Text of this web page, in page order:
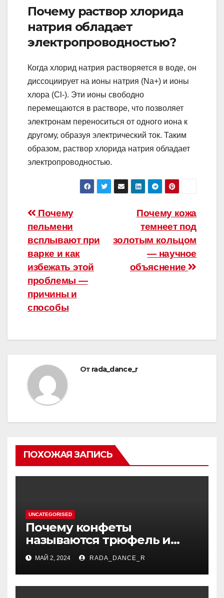
Почему раствор хлорида
натрия обладает
электропроводностью?
Когда хлорид натрия растворяется в воде, он
диссоциирует на ионы натрия (Na+) и ионы
хлора (Cl-). Эти ионы свободно
перемещаются в растворе, что позволяет
электронам переноситься от одного иона к
другому, образуя электрический ток. Таким
образом, раствор хлорида натрия обладает
электропроводностью.
Навигация
по
записям
Почему кожа
темнеет под
золотым кольцом
— научное
объяснение
Почему
пельмени
всплывают при
варке и как
избежать этой
проблемы —
причины и
способы
От rada_dance_r
ПОХОЖАЯ ЗАПИСЬ
UNCATEGORISED
Почему конфеты
называются трюфель и
каково их происхождение?
История полезного
лакомства, который
походит на гриб.
МАЙ 2, 2024 RADA_DANCE_R